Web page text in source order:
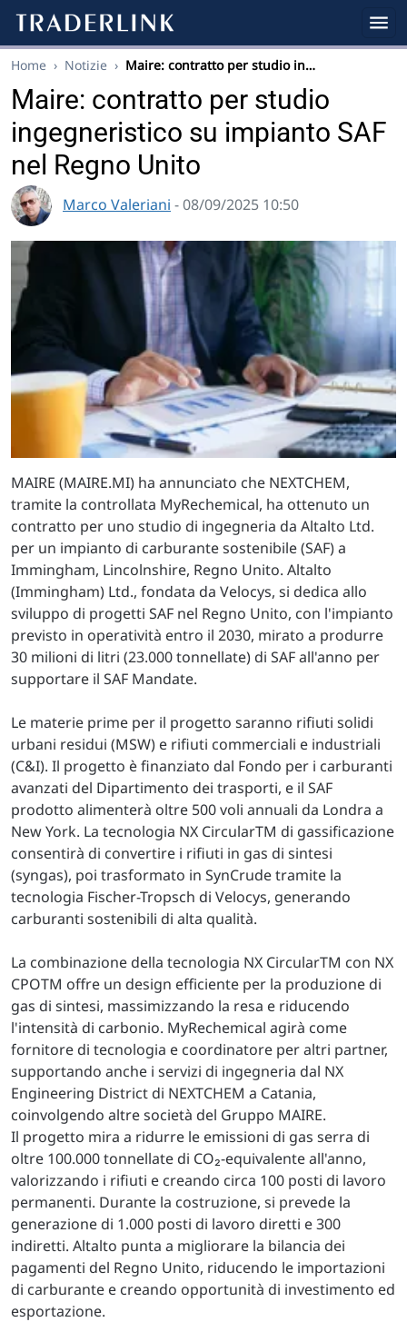
Home › Notizie › Maire: contratto per studio in…
Maire: contratto per studio
ingegneristico su impianto SAF
nel Regno Unito
Marco Valeriani - 08/09/2025 10:50
MAIRE (MAIRE.MI) ha annunciato che NEXTCHEM,
tramite la controllata MyRechemical, ha ottenuto un
contratto per uno studio di ingegneria da Altalto Ltd.
per un impianto di carburante sostenibile (SAF) a
Immingham, Lincolnshire, Regno Unito. Altalto
(Immingham) Ltd., fondata da Velocys, si dedica allo
sviluppo di progetti SAF nel Regno Unito, con l'impianto
previsto in operatività entro il 2030, mirato a produrre
30 milioni di litri (23.000 tonnellate) di SAF all'anno per
supportare il SAF Mandate.
Le materie prime per il progetto saranno rifiuti solidi
urbani residui (MSW) e rifiuti commerciali e industriali
(C&I). Il progetto è finanziato dal Fondo per i carburanti
avanzati del Dipartimento dei trasporti, e il SAF
prodotto alimenterà oltre 500 voli annuali da Londra a
New York. La tecnologia NX CircularTM di gassificazione
consentirà di convertire i rifiuti in gas di sintesi
(syngas), poi trasformato in SynCrude tramite la
tecnologia Fischer-Tropsch di Velocys, generando
carburanti sostenibili di alta qualità.
La combinazione della tecnologia NX CircularTM con NX
CPOTM offre un design efficiente per la produzione di
gas di sintesi, massimizzando la resa e riducendo
l'intensità di carbonio. MyRechemical agirà come
fornitore di tecnologia e coordinatore per altri partner,
supportando anche i servizi di ingegneria dal NX
Engineering District di NEXTCHEM a Catania,
coinvolgendo altre società del Gruppo MAIRE.
Il progetto mira a ridurre le emissioni di gas serra di
oltre 100.000 tonnellate di CO₂-equivalente all'anno,
valorizzando i rifiuti e creando circa 100 posti di lavoro
permanenti. Durante la costruzione, si prevede la
generazione di 1.000 posti di lavoro diretti e 300
indiretti. Altalto punta a migliorare la bilancia dei
pagamenti del Regno Unito, riducendo le importazioni
di carburante e creando opportunità di investimento ed
esportazione.